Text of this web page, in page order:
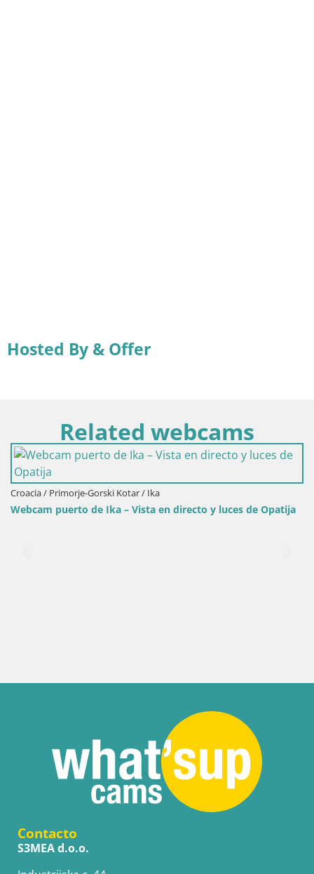
Hosted By & Offer
Related webcams
Croacia / Primorje-Gorski Kotar / Ika
Webcam puerto de Ika – Vista en directo y luces de Opatija
Contacto
S3MEA d.o.o.